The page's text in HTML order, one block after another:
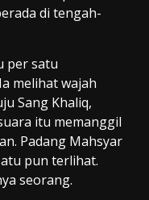
di tengah-
per satu
melihat wajah
Sang Khaliq,
itu memanggil
Padang Mahsyar
pun terlihat.
seorang.